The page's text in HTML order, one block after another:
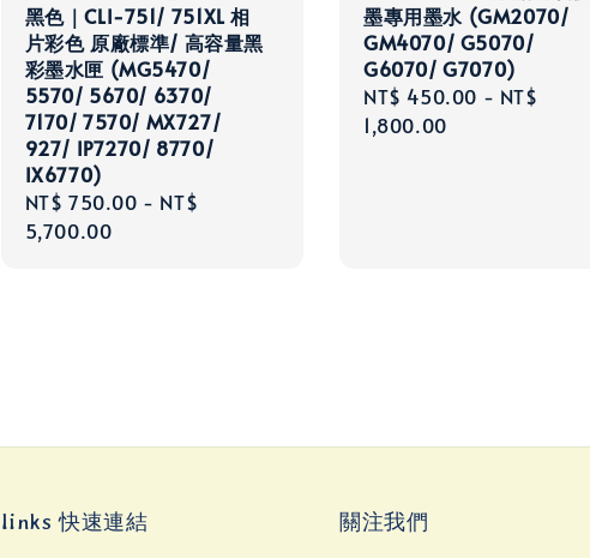
黑色｜CLI-751/ 751XL 相
片彩色 原廠標準/ 高容量黑
彩墨水匣 (MG5470/
5570/ 5670/ 6370/
7170/ 7570/ MX727/
927/ IP7270/ 8770/
IX6770)
Regular
price
NT$ 750.00 - NT$
5,700.00
墨專用墨水 (GM2070/
GM4070/ G5070/
G6070/ G7070)
Regular
price
NT$ 450.00 - NT$
1,800.00
links 快速連結 關注我們